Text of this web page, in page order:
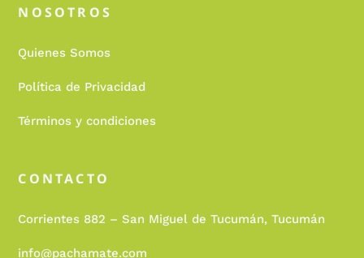
NOSOTROS
Quienes Somos
Política de Privacidad
Términos y condiciones
CONTACTO
Corrientes 882 – San Miguel de Tucumán, Tucumán
info@pachamate.com